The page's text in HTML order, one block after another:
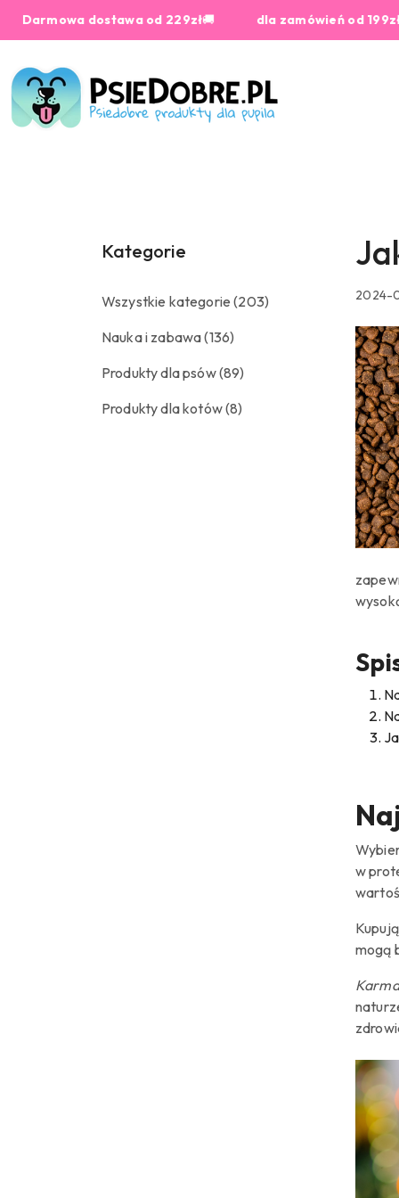
Przejdź do treści głównej
Przejdź do wyszukiwarki
Przejdź do moje konto
Przejdź do menu głównego
Przejdź do stopki
dostawa od 229zł 🚚dla zamówień od 199zł
Kategorie
Wszystkie kategorie(203)
Nauka i zabawa(136)
Produkty dla psów(89)
Produkty dla kotów(8)
2024-
w
mogą